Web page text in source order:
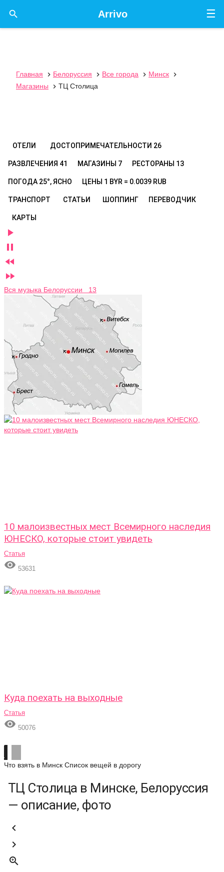
☰
Arrivo

Главная  Белоруссия  Все города  Минск

Магазины
 ТЦ Столица
ОТЕЛИ ДОСТОПРИМЕЧАТЕЛЬНОСТИ 26
РАЗВЛЕЧЕНИЯ 41 МАГАЗИНЫ 7 РЕСТОРАНЫ 13
ПОГОДА 25°, ЯСНО ЦЕНЫ 1 BYR = 0.0039 RUB
ТРАНСПОРТ СТАТЬИ ШОППИНГ ПЕРЕВОДЧИК
КАРТЫ




Вся музыка Белоруссии 13
10 малоизвестных мест Всемирного наследия
ЮНЕСКО, которые стоит увидеть
Статья
 53631
Куда поехать на выходные
Статья
 50076
Что взять в Минск Список вещей в дорогу
ТЦ Столица в Минске, Белоруссия
— описание, фото


